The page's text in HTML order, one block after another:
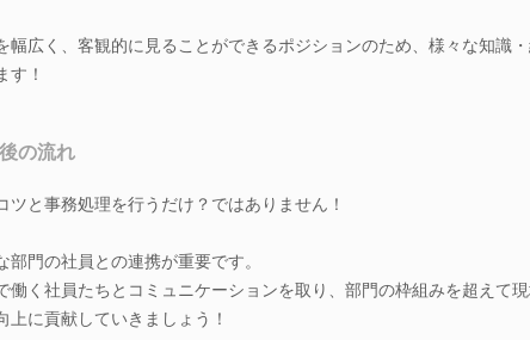
幅広く、客観的に見ることができるポジションのため、様々な知識
す！
の流れ
ツと事務処理を行うだけ？ではありません！
部門の社員との連携が重要です。
働く社員たちとコミュニケーションを取り、部門の枠組みを超えて
上に貢献していきましょう！